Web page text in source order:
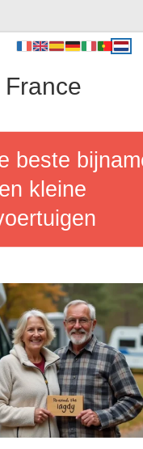
beste
kleine